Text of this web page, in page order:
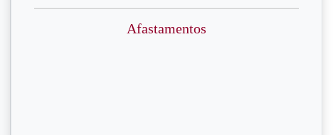
Afastamentos